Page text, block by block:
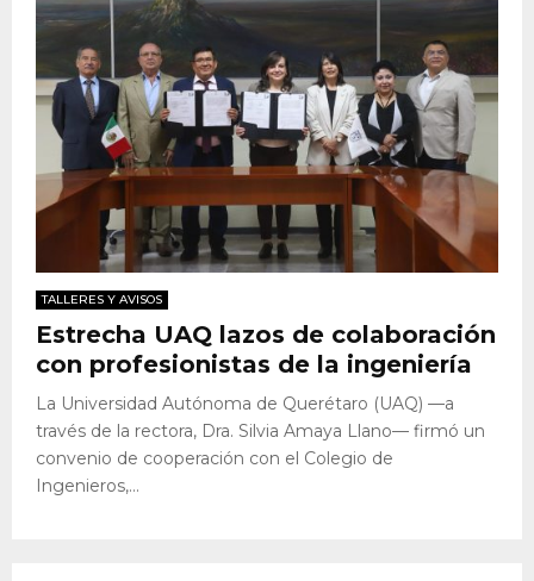
TALLERES Y AVISOS
Estrecha UAQ lazos de colaboración
con profesionistas de la ingeniería
La Universidad Autónoma de Querétaro (UAQ) —a
través de la rectora, Dra. Silvia Amaya Llano— firmó un
convenio de cooperación con el Colegio de
Ingenieros,...